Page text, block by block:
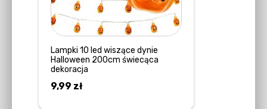
Lampki 10 led wiszące dynie
Halloween 200cm świecąca
dekoracja
9,99 zł